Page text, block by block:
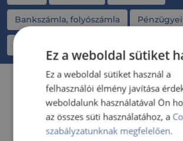
Bankszámla, folyószámla
Ez a weboldal sütiket
Ez a weboldal sütiket használ a
felhasználói élmény javítása
weboldalunk használatával Ön
az összes süti használatához, a
szabályzatunknak megfelelően.